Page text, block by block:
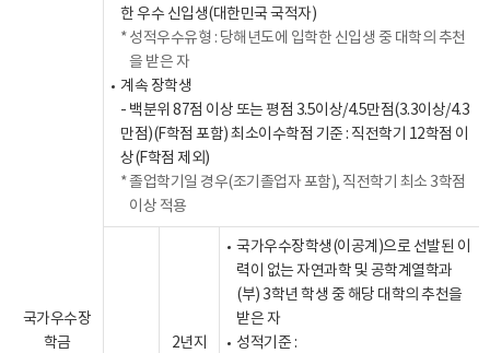
국가우수장
학금
한 우수 신입생(대한민국 국적자)
성적우수유형 : 당해년도에 입학한 신입생 중 대학의 추천
을 받은 자
계속 장학생
- 백분위 87점 이상 또는 평점 3.5이상/4.5만점(3.3이상/4.3
만점)(F학점 포함) 최소이수학점 기준 : 직전학기 12학점 이
상(F학점 제외)
졸업학기일 경우(조기졸업자 포함), 직전학기 최소 3학점
이상 적용
2년지
국가우수장학생(이공계)으로 선발된 이
력이 없는 자연과학 및 공학계열학과
(부) 3학년 학생 중 해당 대학의 추천을
받은 자
성적기준 :